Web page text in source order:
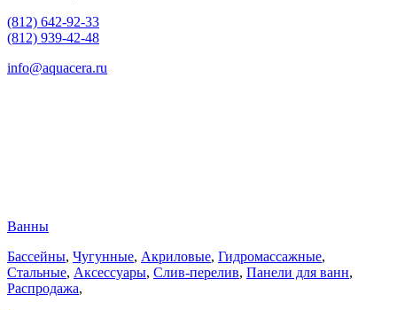
(812) 642-92-33
(812) 939-42-48
info@aquacera.ru
Ванны
Бассейны, Чугунные, Акриловые, Гидромассажные,
Стальные, Аксессуары, Слив-перелив, Панели для ванн,
Распродажа,